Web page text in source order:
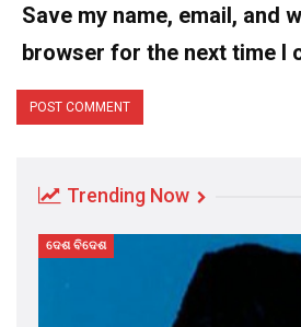
Save my name, email, and
browser for the next time I
Trending Now
ଦେଶ ବିଦେଶ